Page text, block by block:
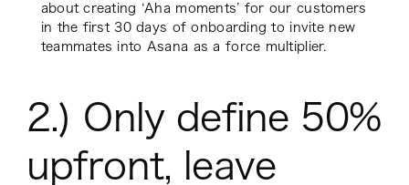
about creating ‘Aha moments’ for our customers
in the first 30 days of onboarding to invite new
teammates into Asana as a force multiplier.
2.) Only define 50%
upfront, leave